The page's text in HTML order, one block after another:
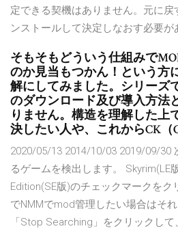
定できる契機はありません。元に戻
ンストールして決定しなおす必要が
そもそもどういう仕組みで
のか見当もつかん！という方
解にしてみました。シリーズ
のダウンロード及び導入方法
りません。構造を理解した上
決したい人や、これからCK（
2020/05/13 2014/10/03 2019/09/30
るゲームを検出します。 Skyrim(LE
Edition(SE版)のチェックマークを
でNMMでmod管理したい場合はそ
「Stop Searching」をクリックし